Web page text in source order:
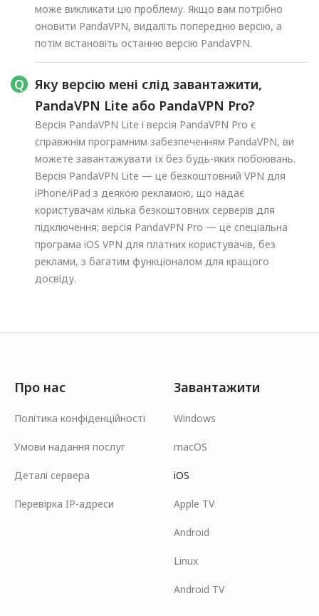
може викликати цю проблему. Якщо вам потрібно
оновити PandaVPN, видаліть попередню версію, а
потім встановіть останню версію PandaVPN.
Яку версію мені слід завантажити,
PandaVPN Lite або PandaVPN Pro?
Версія PandaVPN Lite і версія PandaVPN Pro є
справжнім програмним забезпеченням PandaVPN, ви
можете завантажувати їх без будь-яких побоювань.
Версія PandaVPN Lite — це безкоштовний VPN для
iPhone/iPad з деякою рекламою, що надає
користувачам кілька безкоштовних серверів для
підключення; версія PandaVPN Pro — це спеціальна
програма iOS VPN для платних користувачів, без
реклами, з багатим функціоналом для кращого
досвіду.
Про нас
Політика конфіденційності
Умови надання послуг
Деталі сервера
Перевірка IP-адреси
Завантажити
Windows
macOS
iOS
Apple TV
Android
Linux
Android TV